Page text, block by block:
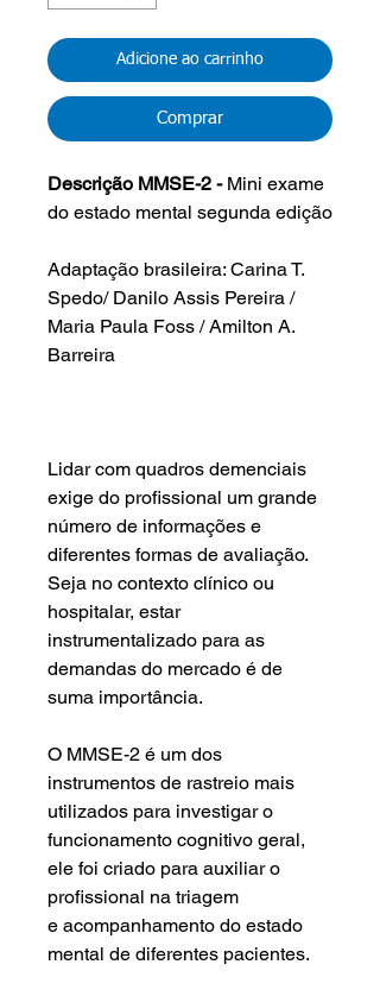
Adicione ao carrinho
Comprar
Descrição MMSE-2 - Mini exame
do estado mental segunda edição
Adaptação brasileira: Carina T.
Spedo/ Danilo Assis Pereira /
Maria Paula Foss / Amilton A.
Barreira
Lidar com quadros demenciais
exige do profissional um grande
número de informações e
diferentes formas de avaliação.
Seja no contexto clínico ou
hospitalar, estar
instrumentalizado para as
demandas do mercado é de
suma importância.
O MMSE-2 é um dos
instrumentos de rastreio mais
utilizados para investigar o
funcionamento cognitivo geral,
ele foi criado para auxiliar o
profissional na triagem
e acompanhamento do estado
mental de diferentes pacientes.